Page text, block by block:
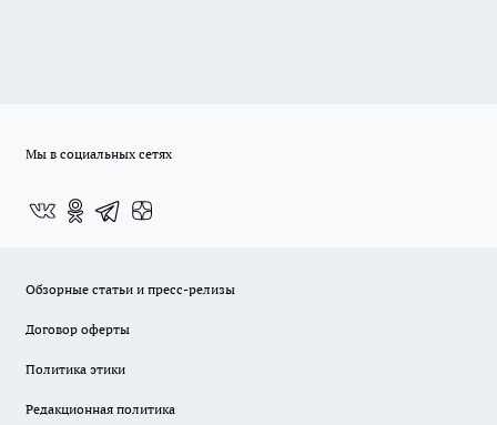
Мы в социальных сетях
Обзорные статьи и пресс-релизы
Договор оферты
Политика этики
Редакционная политика